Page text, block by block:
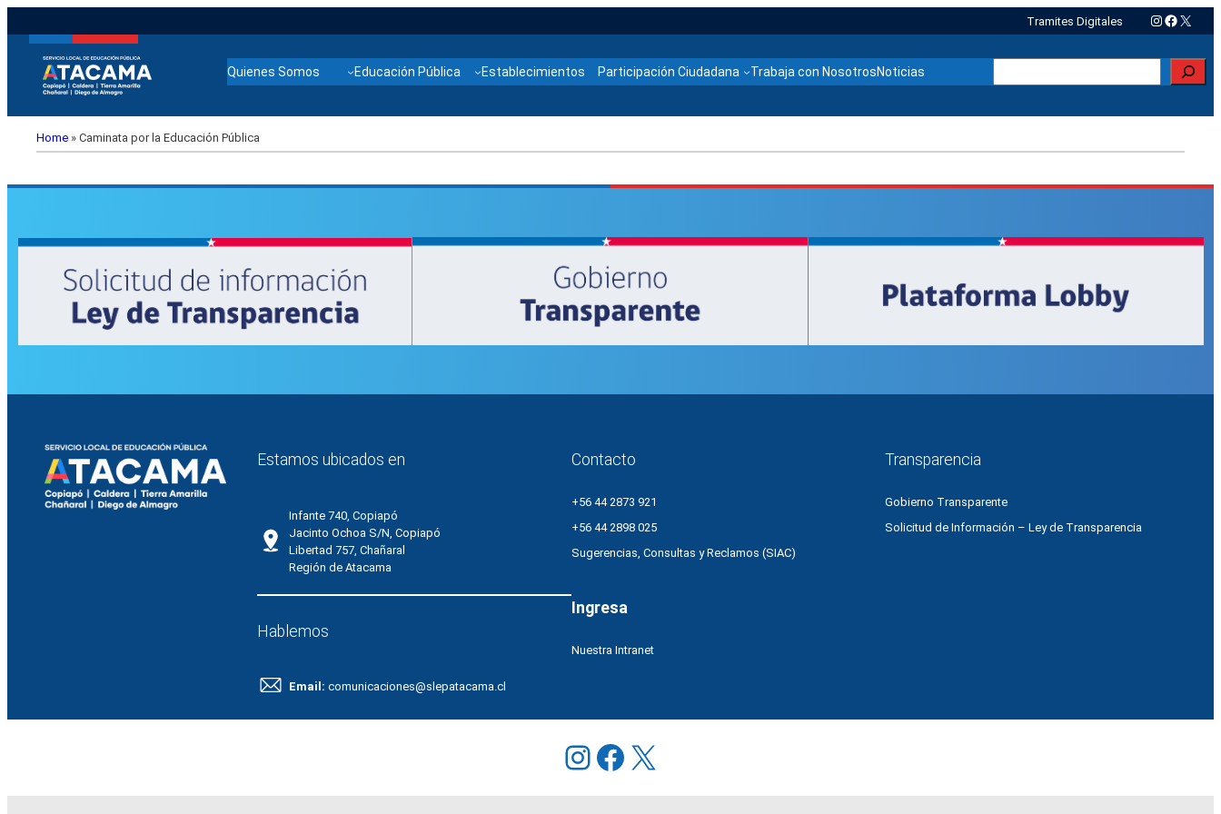
Tramites Digitales Instagram
X
Quienes Somos Educación Pública Establecimientos Participación Ciudadana Trabaja con NosotrosNoticias
Home » Caminata por la Educación Pública
Estamos ubicados en
Infante 740, Copiapó
Jacinto Ochoa S/N, Copiapó
Libertad 757, Chañaral
Región de Atacama
Hablemos
Email: comunicaciones@slepatacama.cl
Contacto
+56 44 2873 921
+56 44 2898 025
Sugerencias, Consultas y Reclamos (SIAC)
Ingresa
Nuestra Intranet
Transparencia
Gobierno Transparente
Solicitud de Información – Ley de Transparencia
Instagram
Facebook
X